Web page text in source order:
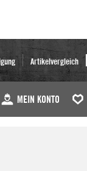
Artikelvergleich
MEIN KONTO